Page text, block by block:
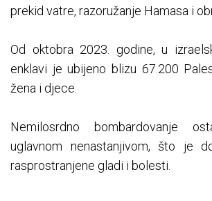
prekid vatre, razoružanje Hamasa i
Od oktobra 2023. godine, u
enklavi je ubijeno blizu 67.200
žena i djece.
Nemilosrdno bombardovanje
uglavnom nenastanjivom, što je
rasprostranjene gladi i bolesti.